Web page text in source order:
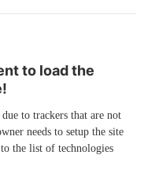
to load the
to trackers that are not
needs to setup the site
the list of technologies